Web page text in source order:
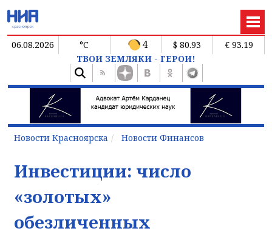
06.08.2026 °C 4 $ 80.93
€ 93.19
ТВОИ ЗЕМЛЯКИ - ГЕРОИ!
Новости Красноярска Новости Финансов
Инвестиции: число
«золотых»
обезличенных